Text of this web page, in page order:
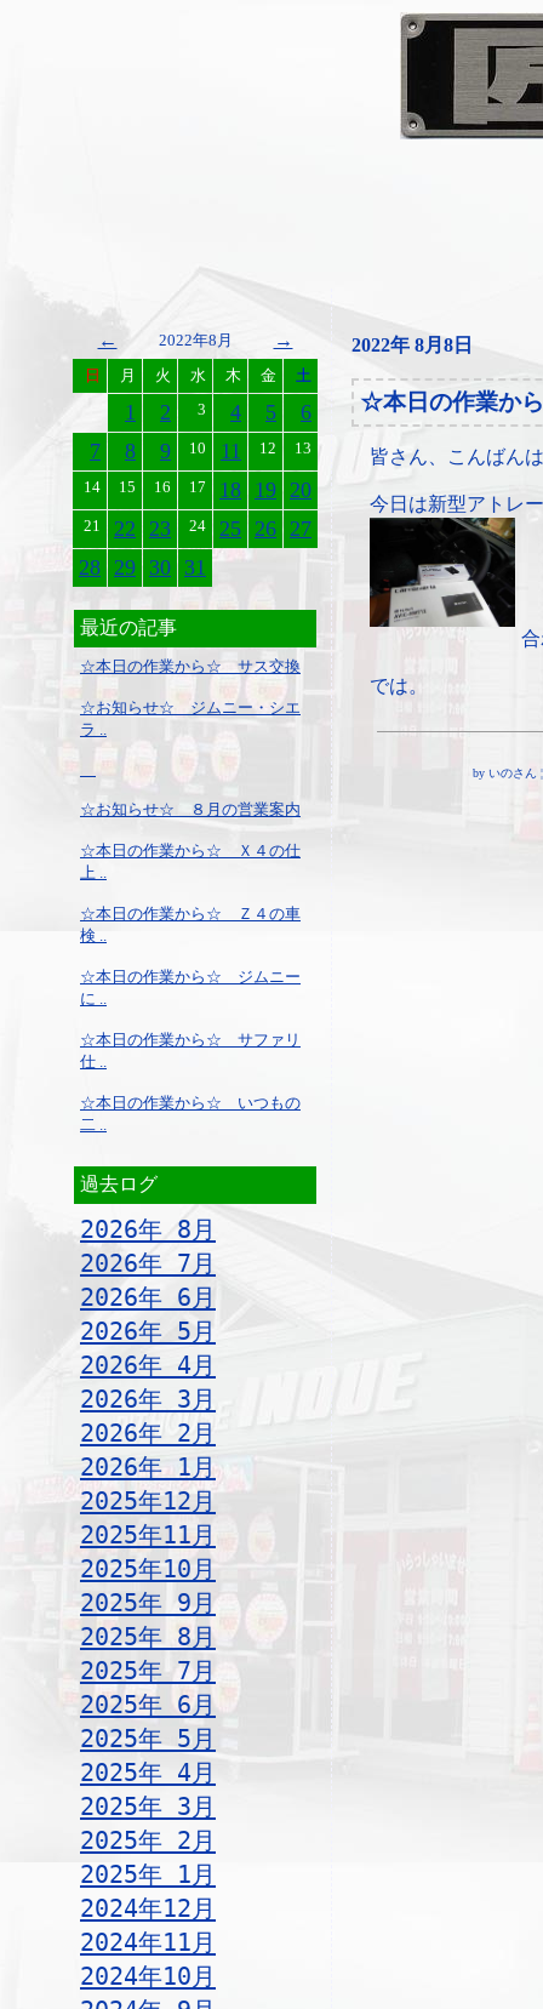
← 2022年8月 →
日 月 火 水 木 金 土
1 2 3 4 5
6
7
8 9 10 11 12 13
14 15 16 17 18 19 20
21 22 23 24 25 26 27
28 29 30 31
最近の記事
☆本日の作業から☆ サス交換
☆お知らせ☆ ジムニー・シエ
ラ ..
☆お知らせ☆ ８月の営業案内
☆本日の作業から☆ Ｘ４の仕
上 ..
☆本日の作業から☆ Ｚ４の車
検 ..
☆本日の作業から☆ ジムニー
に ..
☆本日の作業から☆ サファリ
仕 ..
☆本日の作業から☆ いつもの
二 ..
過去ログ
2026年 8月
2026年 7月
2026年 6月
2026年 5月
2026年 4月
2026年 3月
2026年 2月
2026年 1月
2025年12月
2025年11月
2025年10月
2025年 9月
2025年 8月
2025年 7月
2025年 6月
2025年 5月
2025年 4月
2025年 3月
2025年 2月
2025年 1月
2024年12月
2024年11月
2024年10月
2022年 8月8日
☆本日の作業か
皆さん、こんばん
今日は新型アトレ
では。
by いのさん